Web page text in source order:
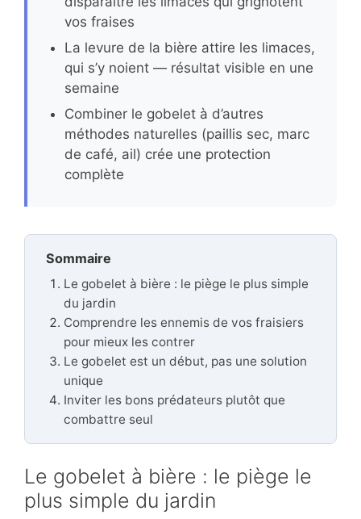
vos fraises
La levure de la bière attire les limaces,
qui s’y noient — résultat visible en une
semaine
Combiner le gobelet à d’autres
méthodes naturelles (paillis sec, marc
de café, ail) crée une protection
complète
Sommaire
Le gobelet à bière : le piège le plus simple
du jardin
Comprendre les ennemis de vos fraisiers
pour mieux les contrer
Le gobelet est un début, pas une solution
unique
Inviter les bons prédateurs plutôt que
combattre seul
Le gobelet à bière : le piège le
plus simple du jardin